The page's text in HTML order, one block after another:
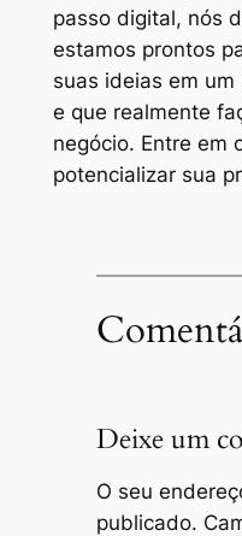
passo digital, nós
estamos prontos
suas ideias em
e que realmente
negócio. Entre em
potencializar sua
Deixe um
O seu
publicado.